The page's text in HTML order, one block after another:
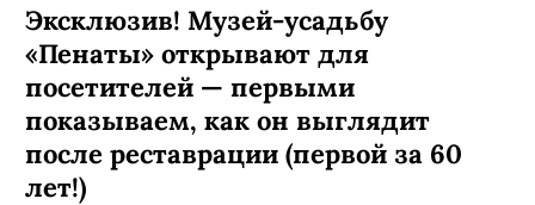
Эксклюзив! Музей-усадьбу
«Пенаты» открывают для
посетителей — первыми
показываем, как он выглядит
после реставрации (первой за 60
лет!)